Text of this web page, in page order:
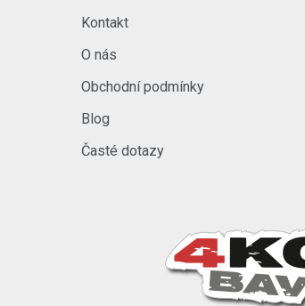
Kontakt
O nás
Obchodní podmínky
Blog
Časté dotazy